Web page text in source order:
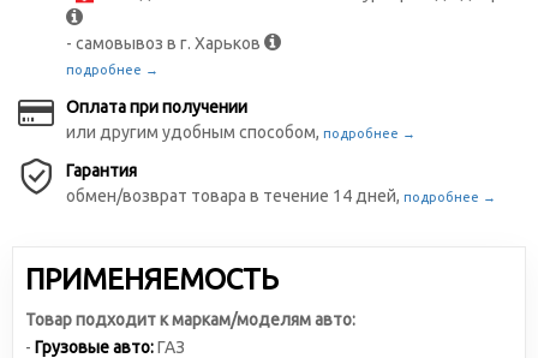
- самовывоз в г. Харьков
подробнее →
Оплата при получении
или другим удобным способом, подробнее →
Гарантия
обмен/возврат товара в течение 14 дней, подробнее →
ПРИМЕНЯЕМОСТЬ
Товар подходит к маркам/моделям авто:
- Грузовые авто:ГАЗ